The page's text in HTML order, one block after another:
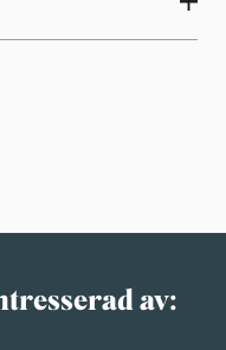
av: